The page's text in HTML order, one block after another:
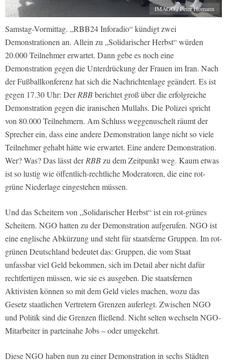
IMAGO / Peter Homann
Samstag-Vormittag. „RBB24 Inforadio“ kündigt zwei
Demonstrationen an. Allein zu „Solidarischer Herbst“ würden
20.000 Teilnehmer erwartet. Dann gebe es noch eine
Demonstration gegen die Unterdrückung der Frauen im Iran. Nach
der Fußballkonferenz hat sich die Nachrichtenlage geändert. Es ist
gegen 17.30 Uhr: DerRBBberichtet groß über die erfolgreiche
Demonstration gegen die iranischen Mullahs. Die Polizei spricht
von 80.000 Teilnehmern. Am Schluss weggenuschelt räumt der
Sprecher ein, dass eine andere Demonstration lange nicht so viele
Teilnehmer gehabt hätte wie erwartet. Eine andere Demonstration.
Wer? Was? Das lässt derRBBzu dem Zeitpunkt weg. Kaum etwas
ist so lustig wie öffentlich-rechtliche Moderatoren, die eine rot-
grüne Niederlage eingestehen müssen.
Und das Scheitern von „Solidarischer Herbst“ ist ein rot-grünes
Scheitern. NGO hatten zu der Demonstration aufgerufen. NGO ist
eine englische Abkürzung und steht für staatsferne Gruppen. Im rot-
grünen Deutschland bedeutet das: Gruppen, die vom Staat
unfassbar viel Geld bekommen, sich im Detail aber nicht dafür
rechtfertigen müssen, wie sie es ausgeben. Die staatsfernen
Aktivisten können so mit dem Geld vieles machen, wozu das
Gesetz staatlichen Vertretern Grenzen auferlegt. Zwischen NGO
und Politik sind die Grenzen fließend. Nicht selten wechseln NGO-
Mitarbeiter in parteinahe Jobs – oder umgekehrt.
Diese NGO haben nun zu einer Demonstration in sechs Städten